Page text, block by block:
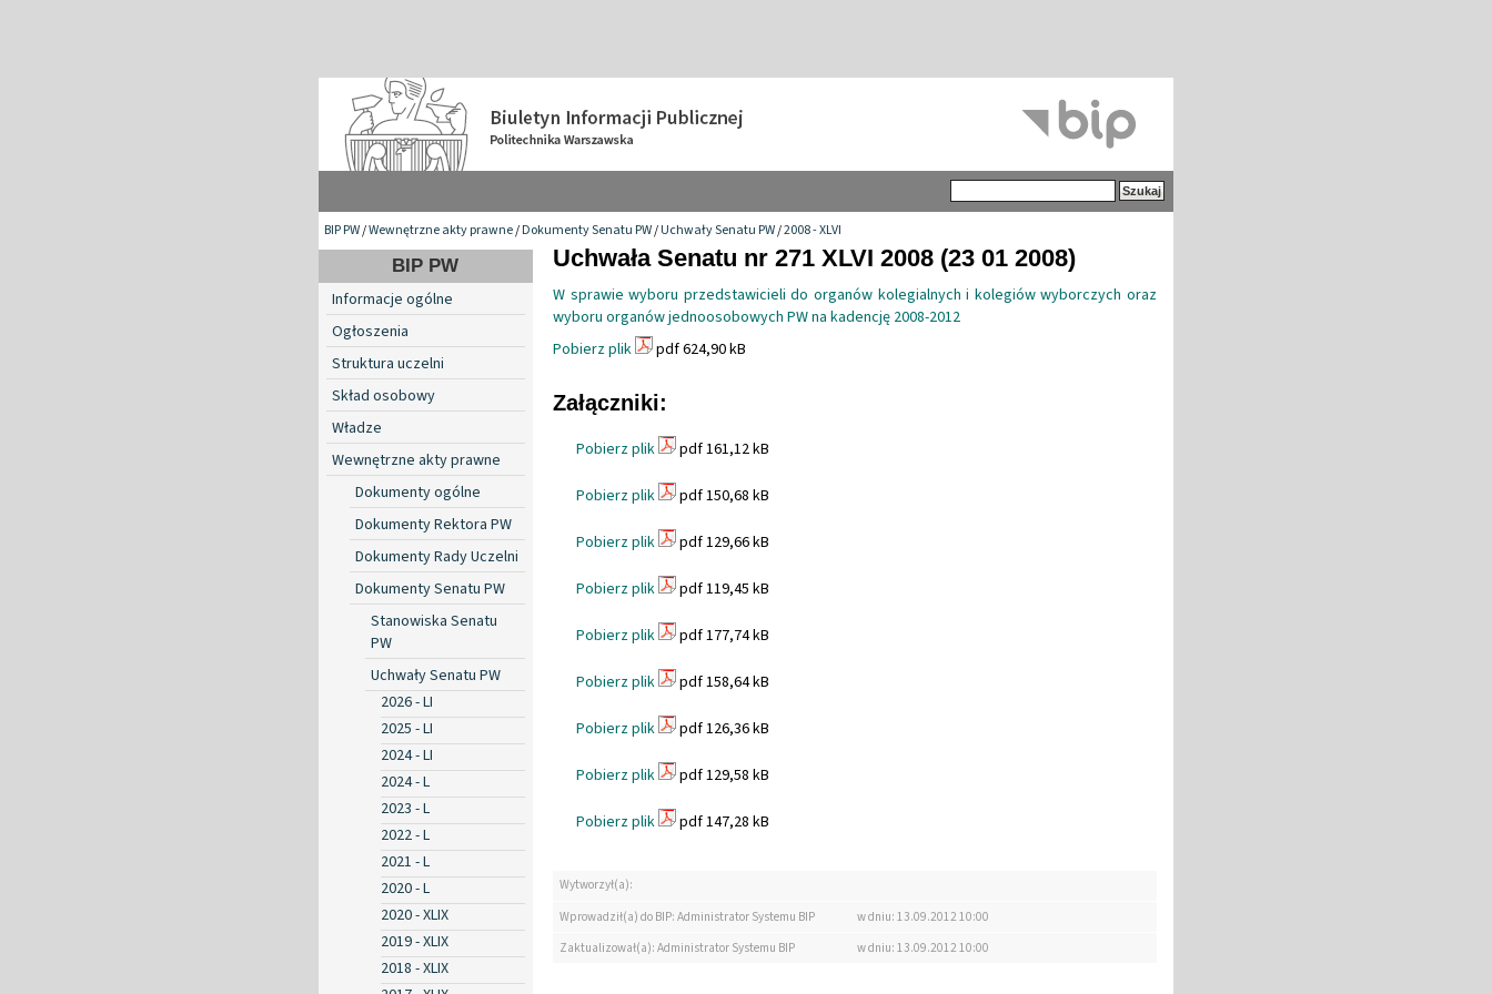
BIP PW/Wewnętrzne akty prawne/Dokumenty Senatu PW/Uchwały Senatu PW/2008 - XLVI
BIP PW
Informacje ogólne
Ogłoszenia
Struktura uczelni
Skład osobowy
Władze
Wewnętrzne akty prawne
Dokumenty ogólne
Dokumenty Rektora PW
Dokumenty Rady Uczelni
Dokumenty Senatu PW
Stanowiska Senatu
PW
Uchwały Senatu PW
2026 - LI
2025 - LI
2024 - LI
2024 - L
2023 - L
2022 - L
2021 - L
2020 - L
2020 - XLIX
2019 - XLIX
2018 - XLIX
Uchwała Senatu nr 271 XLVI 2008 (23 01 2008)
W sprawie wyboru przedstawicieli do organów kolegialnych i kolegiów wyborczych oraz
wyboru organów jednoosobowych PW na kadencję 2008-2012
Pobierz plik
pdf 624,90 kB
Załączniki:
Pobierz plik pdf 161,12 kB
Pobierz plik pdf 150,68 kB
Pobierz plik pdf 129,66 kB
Pobierz plik pdf 119,45 kB
Pobierz plik pdf 177,74 kB
Pobierz plik pdf 158,64 kB
Pobierz plik pdf 126,36 kB
Pobierz plik pdf 129,58 kB
Pobierz plik pdf 147,28 kB
Wytworzył(a):
Wprowadził(a) do BIP: Administrator Systemu BIP
w dniu: 13.09.2012 10:00
Zaktualizował(a): Administrator Systemu BIP
w dniu: 13.09.2012 10:00